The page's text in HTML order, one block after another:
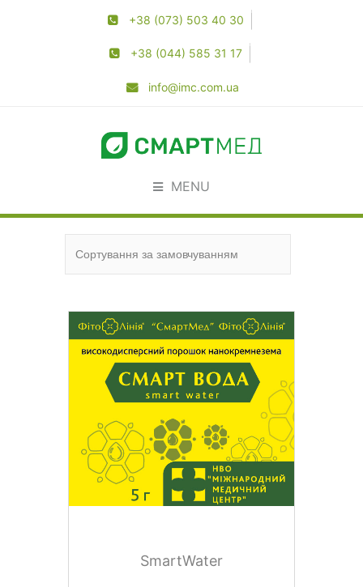
+38 (073) 503 40 30
+38 (044) 585 31 17
info@imc.com.ua
MENU
SmartWater